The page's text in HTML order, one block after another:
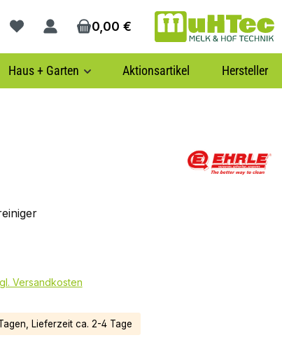
Du hast 0 Produkte auf dem Merkzettel
0,00 €
Haus + Garten Aktionsartikel Hersteller
Versandkosten
Lieferzeit ca. 2-4 Tage